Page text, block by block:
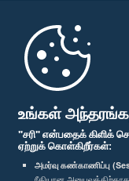
உங்கள்
"சரி" என்பதைக் கிளிக்
ஏற்றுக் கொள்கிறீர்கள்:
அமர்வு கண்காணிப்பு
முதற்பக்கம்
பாராளுமன்ற கையடக்க செயலி